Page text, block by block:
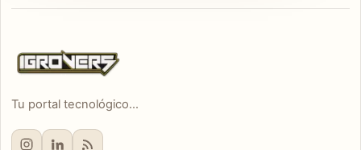
Tu portal tecnológico...